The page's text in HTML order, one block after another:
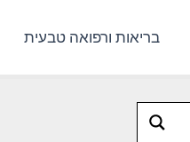
בריאות ורפואה טבעית